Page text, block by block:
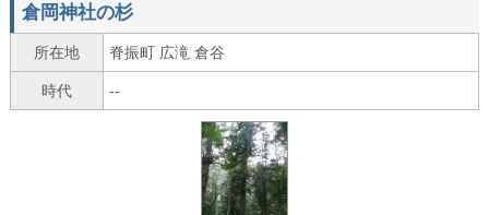
倉岡神社の杉
所在地 脊振町 広滝 倉谷
時代 --